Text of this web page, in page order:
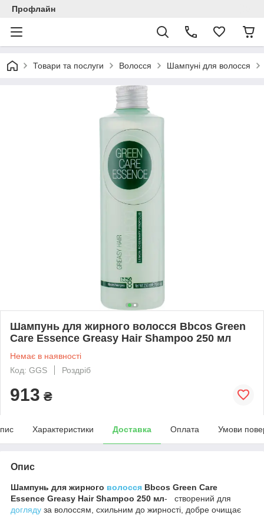
Профлайн
Товари та послуги Волосся Шампуні для волосся
Шампунь для жирного волосся Bbcos Green
Care Essence Greasy Hair Shampoo 250 мл
Немає в наявності
Код: GGS
Роздріб
913 ₴
Характеристики Доставка Оплата Умови
Опис
Шампунь для жирного волосся Bbcos Green Care
Essence Greasy Hair Shampoo 250 мл- створений для
догляду за волоссям, схильним до жирності, добре очищає